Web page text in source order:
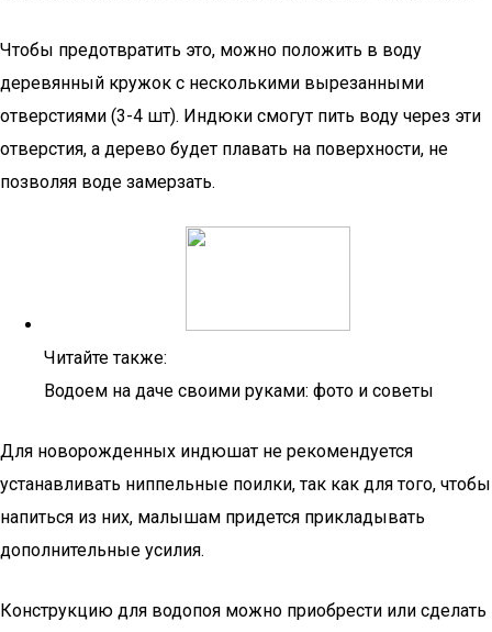
Чтобы предотвратить это, можно положить в воду
деревянный кружок с несколькими вырезанными
отверстиями (3-4 шт). Индюки смогут пить воду через эти
отверстия, а дерево будет плавать на поверхности, не
позволяя воде замерзать.
Читайте также:
Водоем на даче своими руками: фото и советы
Для новорожденных индюшат не рекомендуется
устанавливать ниппельные поилки, так как для того, чтобы
напиться из них, малышам придется прикладывать
дополнительные усилия.
Конструкцию для водопоя можно приобрести или сделать